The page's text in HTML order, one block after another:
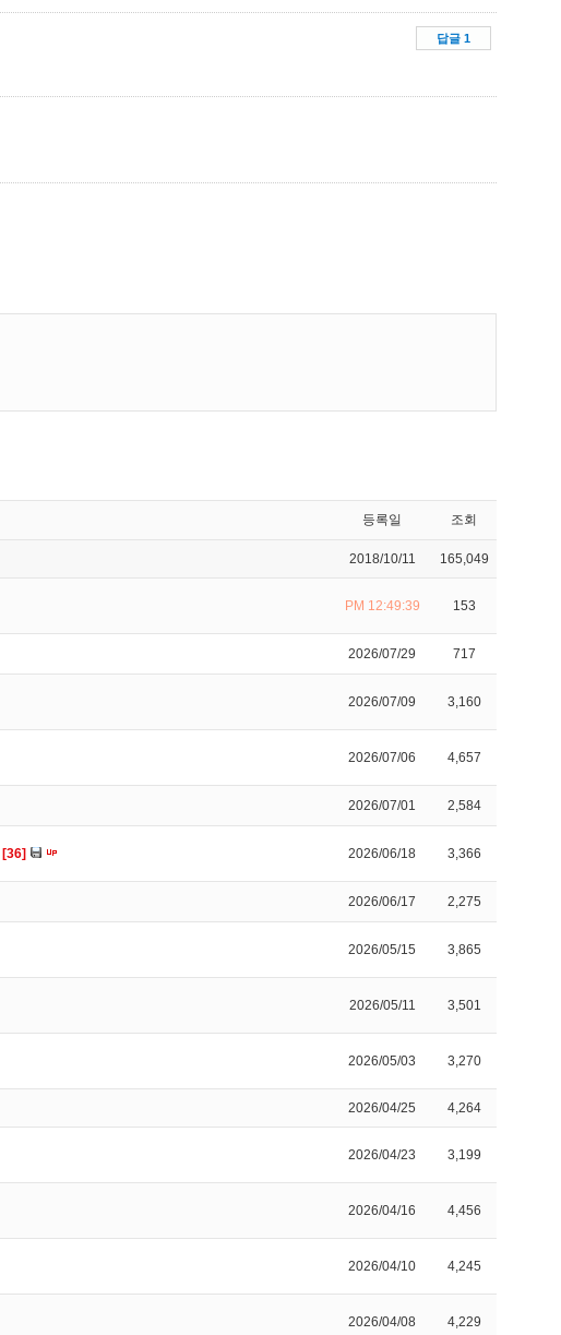
등록일 조회
2018/10/11 165,049
PM 12:49:39 153
2026/07/29 717
2026/07/09 3,160
2026/07/06 4,657
2026/07/01 2,584
[36] 2026/06/18 3,366
2026/06/17 2,275
2026/05/15 3,865
2026/05/11 3,501
2026/05/03 3,270
2026/04/25 4,264
2026/04/23 3,199
2026/04/16 4,456
2026/04/10 4,245
2026/04/08 4,229